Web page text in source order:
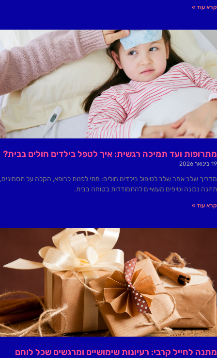
קרא עוד »
מתרופות ועד תמיכה רגשית: איך לטפל בילדים חולים בבית?
19 בינואר 2026
מדריך שלב אחר שלב לטיפול בילדים חולים: מתי לפנות לרופא, הקלה על תסמינים,
תזונה נכונה וטיפים מעשיים להתמודדות בטוחה בבית.
קרא עוד »
מתנה לחייל קרבי: רעיונות שימושיים ומרגשים שכל לוחם